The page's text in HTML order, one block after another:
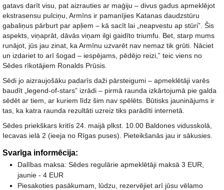
gatavs darīt visu, pat aizrauties ar maģiju – divus gadus apmeklējot
ekstrasensu pulciņu, Armīns ir pamanījies Katanas daudzstūru
gabaliņus pārburt par apļiem – kā sacīt lai „neapvestu ap stūri”. Šis
aspekts, viņaprāt, dāvās viņam ilgi gaidīto triumfu. Bet, starp mums
runājot, jūs jau zinat, ka Armīnu uzvarēt nav nemaz tik grūti. Nāciet
un izdariet to arī šogad – iespējams, pēdējo reizi,” teic viens no
Sēdes rīkotājiem Ronalds Prūsis.
Sēdi jo aizraujošāku padarīs daži pārsteigumi – apmeklētāji varēs
baudīt „legend-of-stars” izrādi – pirmā raunda izkārtojumā pie galda
sēdēt ar tiem, ar kuriem līdz šim nav spēlēts. Būtisks jauninājums ir
tas, ka katra raunda rezultāti uzreiz tiks parādīti internetā.
Sēdes priekškars kritīs 24. maijā plkst. 10.00 Baldones vidusskolā,
Iecavas ielā 2 (ieeja no Rīgas puses). Pieteikšanās jau ir sākusies.
Svarīga informēcija:
Dalības maksa: Sēdes regulārie apmeklētāji maksā 3 EUR,
jaunie - 4 EUR
Piesakoties pasākumam, lūdzu, rezervējiet arī jūsu vēlamo